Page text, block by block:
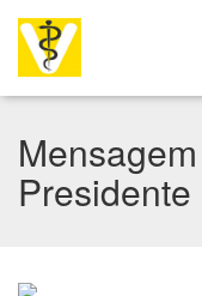
Presidente